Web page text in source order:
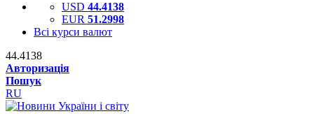
USD 44.4138
EUR 51.2998
Всі курси валют
44.4138
Авторизація
Пошук
RU